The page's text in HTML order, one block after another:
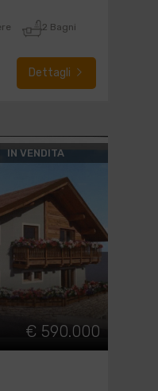
2 Bagni
Dettagli
IN VENDITA
€ 590.000